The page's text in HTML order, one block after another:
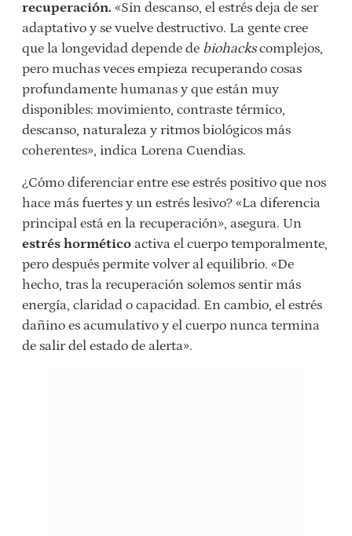
recuperación. «Sin descanso, el estrés deja de ser
adaptativo y se vuelve destructivo. La gente cree
que la longevidad depende de biohackscomplejos,
pero muchas veces empieza recuperando cosas
profundamente humanas y que están muy
disponibles: movimiento, contraste térmico,
descanso, naturaleza y ritmos biológicos más
coherentes», indica Lorena Cuendias.
¿Cómo diferenciar entre ese estrés positivo que nos
hace más fuertes y un estrés lesivo? «La diferencia
principal está en la recuperación», asegura. Un
estrés hormético activa el cuerpo temporalmente,
pero después permite volver al equilibrio. «De
hecho, tras la recuperación solemos sentir más
energía, claridad o capacidad. En cambio, el estrés
dañino es acumulativo y el cuerpo nunca termina
de salir del estado de alerta».